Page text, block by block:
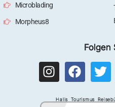
Microblading
Morpheus8
Folgen
I
n
F
a
T
w
Halis Tourismus